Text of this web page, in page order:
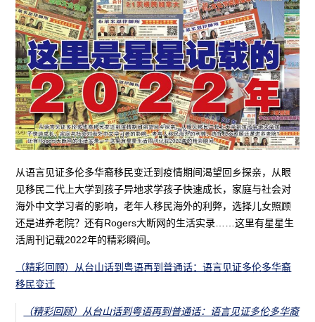
从语言见证多伦多华裔移民变迁到疫情期间渴望回乡探亲，从眼
见移民二代上大学到孩子异地求学孩子快速成长，家庭与社会对
海外中文学习者的影响，老年人移民海外的利弊，选择儿女照顾
还是进养老院？还有Rogers大断网的生活实录……这里有星星生
活周刊记载2022年的精彩瞬间。
（精彩回顾）从台山话到粤语再到普通话：语言见证多伦多华裔
移民变迁
（精彩回顾）从台山话到粤语再到普通话：语言见证多伦多华裔